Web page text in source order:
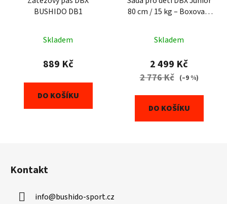
BUSHIDO DB1
Skladem
889 Kč
DO KOŠÍKU
80 cm / 15 kg – Boxovací
Skladem
2 499 Kč
2 776 Kč (–9 %)
DO KOŠÍKU
Kontakt
info@bushido-sport.cz